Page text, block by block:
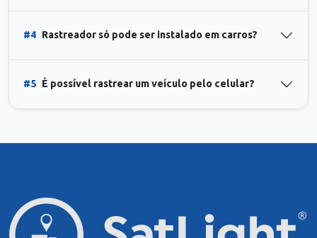
#4 Rastreador só pode ser instalado em carros?
#5 É possível rastrear um veículo pelo celular?